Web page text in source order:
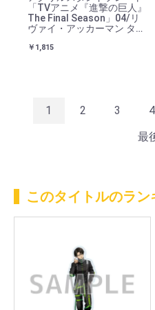
「TVアニメ『進撃の巨人』
The Final Season」04/リ
ヴァイ・アッカーマン タロ
スト)
￥1,815
1 2 3 4
最
このタイトルのラン